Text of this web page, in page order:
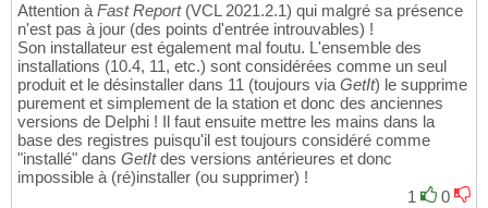
Attention à Fast Report(VCL 2021.2.1) qui malgré sa présence
n'est pas à jour (des points d'entrée introuvables) !
Son installateur est également mal foutu. L'ensemble des
installations (10.4, 11, etc.) sont considérées comme un seul
produit et le désinstaller dans 11 (toujours via GetIt) le supprime
purement et simplement de la station et donc des anciennes
versions de Delphi ! Il faut ensuite mettre les mains dans la
base des registres puisqu'il est toujours considéré comme
"installé" dans GetItdes versions antérieures et donc
impossible à (ré)installer (ou supprimer) !
1
0